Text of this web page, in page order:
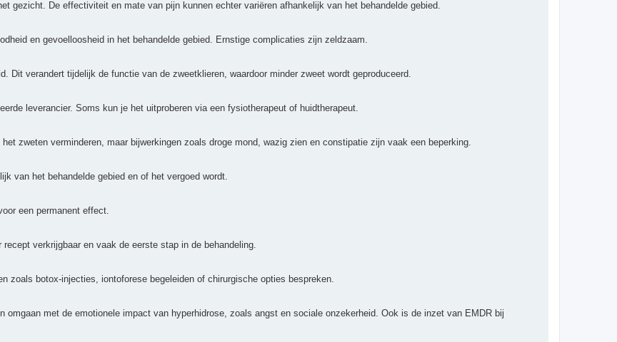
gezicht. De effectiviteit en mate van pijn kunnen echter variëren afhankelijk van het behandelde gebied.
en gevoelloosheid in het behandelde gebied. Ernstige complicaties zijn zeldzaam.
Dit verandert tijdelijk de functie van de zweetklieren, waardoor minder zweet wordt geproduceerd.
leverancier. Soms kun je het uitproberen via een fysiotherapeut of huidtherapeut.
zweten verminderen, maar bijwerkingen zoals droge mond, wazig zien en constipatie zijn vaak een beperking.
van het behandelde gebied en of het vergoed wordt.
een permanent effect.
verkrijgbaar en vaak de eerste stap in de behandeling.
zoals botox-injecties, iontoforese begeleiden of chirurgische opties bespreken.
omgaan met de emotionele impact van hyperhidrose, zoals angst en sociale onzekerheid. Ook is de inzet van EMDR bij